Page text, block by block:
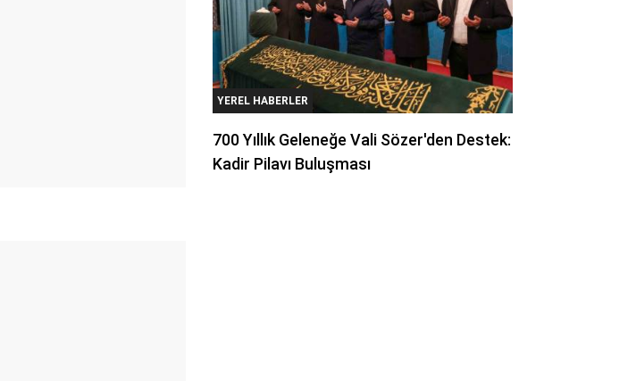
YEREL HABERLER
700 Yıllık Geleneğe Vali Sözer'den Destek:
Kadir Pilavı Buluşması